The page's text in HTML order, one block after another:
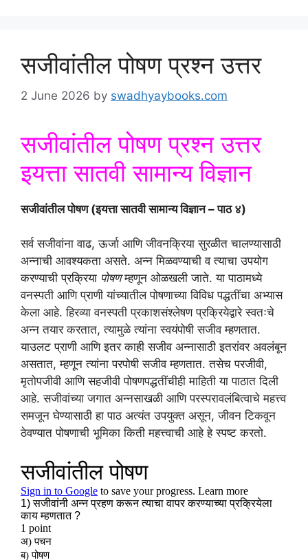
सजीवांतील पोषण प्रश्न उत्तर
2 June 2026 by swadhyaybooks.com
सजीवांतील पोषण प्रश्न उत्तर
इयत्ता सातवी सामान्य विज्ञान
सजीवांतील पोषण (इयत्ता सातवी सामान्य विज्ञान – पाठ ४)
सर्व सजीवांना वाढ, ऊर्जा आणि जीवनक्रिया सुरळीत चालण्यासाठी
अन्नाची आवश्यकता असते. अन्न मिळवण्याची व त्याचा उपयोग
करण्याची प्रक्रिया पोषणम्हणून ओळखली जाते. या पाठामध्ये
वनस्पती आणि प्राणी यांच्यातील पोषणाच्या विविध पद्धतींचा अभ्यास
केला आहे. हिरव्या वनस्पती प्रकाशसंश्लेषण प्रक्रियेद्वारे स्वतःचे
अन्न तयार करतात, त्यामुळे त्यांना स्वयंपोषी सजीव म्हणतात.
याउलट प्राणी आणि इतर काही सजीव अन्नासाठी इतरांवर अवलंबून
असतात, म्हणून त्यांना परपोषी सजीव म्हणतात. तसेच परजीवी,
मृतोपजीवी आणि सहजीवी पोषणपद्धतींचीही माहिती या पाठात दिली
आहे. सजीवांच्या जगात अन्नसाखळी आणि परस्परावलंबित्वाचे महत्त्व
समजून घेण्यासाठी हा पाठ अत्यंत उपयुक्त असून, जीवन टिकवून
ठेवण्यात पोषणाची भूमिका किती महत्त्वाची आहे हे स्पष्ट करतो.